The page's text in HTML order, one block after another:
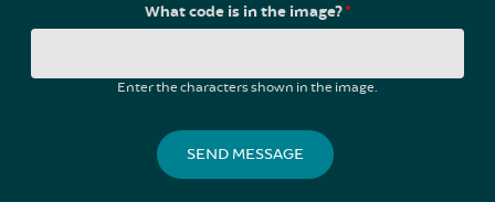
What code is in the image?*
Enter the characters shown in the image.